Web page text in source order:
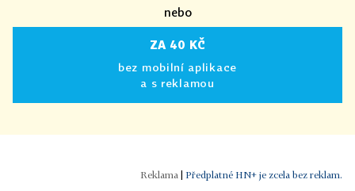
nebo
ZA 40 KČ
bez mobilní aplikace
a s reklamou
Předplatné HN+ je zcela bez reklam.